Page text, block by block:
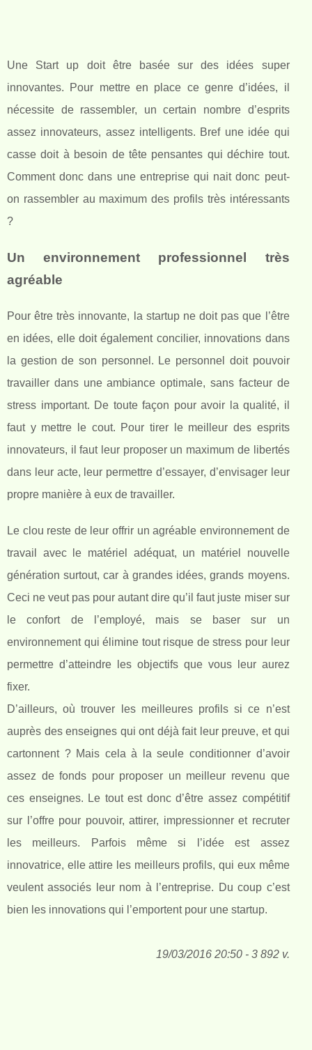
Une Start up doit être basée sur des idées super
innovantes. Pour mettre en place ce genre d’idées, il
nécessite de rassembler, un certain nombre d’esprits
assez innovateurs, assez intelligents. Bref une idée qui
casse doit à besoin de tête pensantes qui déchire tout.
Comment donc dans une entreprise qui nait donc peut-
on rassembler au maximum des profils très intéressants
?
Un environnement professionnel très
agréable
Pour être très innovante, la startup ne doit pas que l’être
en idées, elle doit également concilier, innovations dans
la gestion de son personnel. Le personnel doit pouvoir
travailler dans une ambiance optimale, sans facteur de
stress important. De toute façon pour avoir la qualité, il
faut y mettre le cout. Pour tirer le meilleur des esprits
innovateurs, il faut leur proposer un maximum de libertés
dans leur acte, leur permettre d’essayer, d’envisager leur
propre manière à eux de travailler.
Le clou reste de leur offrir un agréable environnement de
travail avec le matériel adéquat, un matériel nouvelle
génération surtout, car à grandes idées, grands moyens.
Ceci ne veut pas pour autant dire qu’il faut juste miser sur
le confort de l’employé, mais se baser sur un
environnement qui élimine tout risque de stress pour leur
permettre d’atteindre les objectifs que vous leur aurez
fixer.
D’ailleurs, où trouver les meilleures profils si ce n’est
auprès des enseignes qui ont déjà fait leur preuve, et qui
cartonnent ? Mais cela à la seule conditionner d’avoir
assez de fonds pour proposer un meilleur revenu que
ces enseignes. Le tout est donc d’être assez compétitif
sur l’offre pour pouvoir, attirer, impressionner et recruter
les meilleurs. Parfois même si l’idée est assez
innovatrice, elle attire les meilleurs profils, qui eux même
veulent associés leur nom à l’entreprise. Du coup c’est
bien les innovations qui l’emportent pour une startup.
19/03/2016 20:50 - 3 892 v.